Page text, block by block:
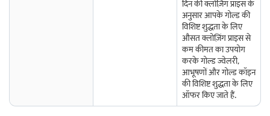
आपके गिरवी रखे गए गोल्ड का पूरी तरह से बीमा फ्री में किया जाता है, और इसमें
आपको हाई लोन-टू-वैल्यू रेशियो की सुविधा मिलती है ताकि आप अपने पैसों को
अधिकतम कर सकें. सुविधाजनक रूप से मासिक, द्वि-मासिक, त्रैमासिक, अर्ध-वार्षिक
या वार्षिक रूप से ब्याज का पुनर्भुगतान करें. सुरक्षित स्टोरेज मन की शांति जोड़ता है.
और अपने गोल्ड से सर्वश्रेष्ठ वैल्यू
बजाज फाइनेंस गोल्ड लोन के लिए आपकी योग्यता चेक करने में केवल 2 चरण लगते
दिन की क्लोज़िंग प्राइस के
अनुसार आपके गोल्ड की
विशिष्ट शुद्धता के लिए
औसत क्लोज़िंग प्राइस से
कम कीमत का उपयोग
करके गोल्ड ज्वेलरी,
आभूषणों और गोल्ड कॉइन
की विशिष्ट शुद्धता के लिए
ऑफर किए जाते हैं.